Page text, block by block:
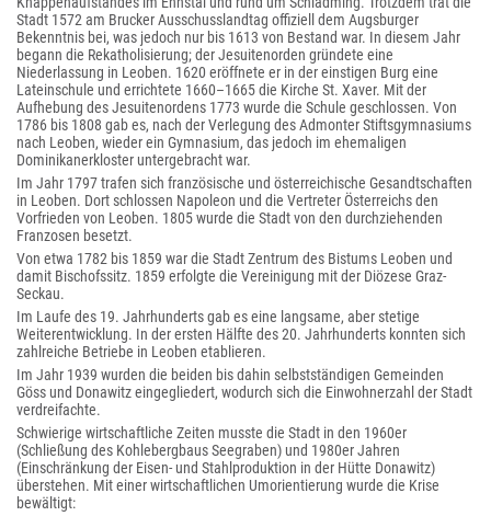
Stadt 1572 am Brucker Ausschusslandtag offiziell dem Augsburger
Bekenntnis bei, was jedoch nur bis 1613 von Bestand war. In diesem Jahr
begann die Rekatholisierung; der Jesuitenorden gründete eine
Niederlassung in Leoben. 1620 eröffnete er in der einstigen Burg eine
Lateinschule und errichtete 1660–1665 die Kirche St. Xaver. Mit der
Aufhebung des Jesuitenordens 1773 wurde die Schule geschlossen. Von
1786 bis 1808 gab es, nach der Verlegung des Admonter Stiftsgymnasiums
nach Leoben, wieder ein Gymnasium, das jedoch im ehemaligen
Dominikanerkloster untergebracht war.
Im Jahr 1797 trafen sich französische und österreichische Gesandtschaften
in Leoben. Dort schlossen Napoleon und die Vertreter Österreichs den
Vorfrieden von Leoben. 1805 wurde die Stadt von den durchziehenden
Franzosen besetzt.
Von etwa 1782 bis 1859 war die Stadt Zentrum des Bistums Leoben und
damit Bischofssitz. 1859 erfolgte die Vereinigung mit der Diözese Graz-
Seckau.
Im Laufe des 19. Jahrhunderts gab es eine langsame, aber stetige
Weiterentwicklung. In der ersten Hälfte des 20. Jahrhunderts konnten sich
zahlreiche Betriebe in Leoben etablieren.
Im Jahr 1939 wurden die beiden bis dahin selbstständigen Gemeinden
Göss und Donawitz eingegliedert, wodurch sich die Einwohnerzahl der Stadt
verdreifachte.
Schwierige wirtschaftliche Zeiten musste die Stadt in den 1960er
(Schließung des Kohlebergbaus Seegraben) und 1980er Jahren
(Einschränkung der Eisen- und Stahlproduktion in der Hütte Donawitz)
überstehen. Mit einer wirtschaftlichen Umorientierung wurde die Krise
bewältigt: